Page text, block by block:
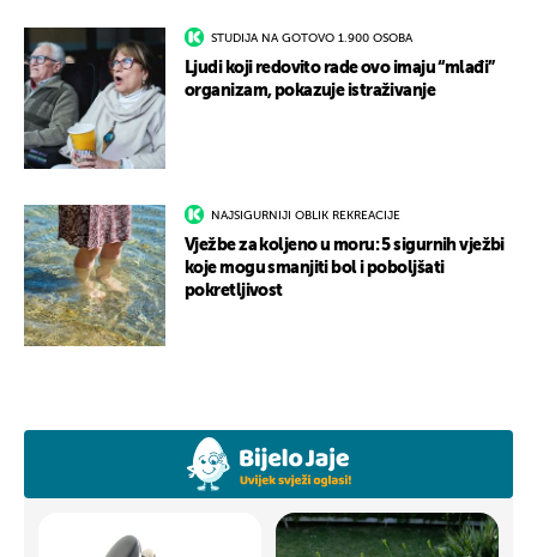
STUDIJA NA GOTOVO 1.900 OSOBA
Ljudi koji redovito rade ovo imaju “mlađi”
organizam, pokazuje istraživanje
NAJSIGURNIJI OBLIK REKREACIJE
Vježbe za koljeno u moru: 5 sigurnih vježbi
koje mogu smanjiti bol i poboljšati
pokretljivost